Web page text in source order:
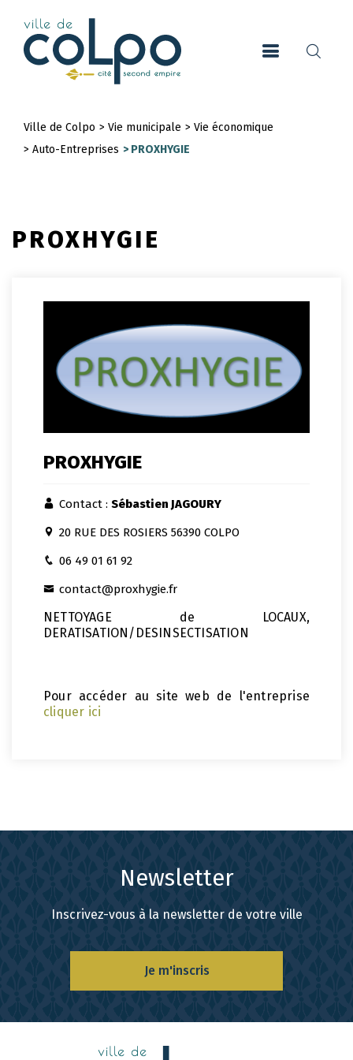
contenu
Fil
Ville de Colpo > Vie municipale > Vie économique
> Auto-Entreprises > PROXHYGIE
PROXHYGIE
PROXHYGIE
Contact : Sébastien JAGOURY
20 RUE DES ROSIERS 56390 COLPO
06 49 01 61 92
contact@proxhygie.fr
NETTOYAGE de LOCAUX,
DERATISATION/DESINSECTISATION
Pour accéder au site web de l'entreprise
cliquer ici
Newsletter
Inscrivez-vous à la newsletter de votre ville
Je m'inscris